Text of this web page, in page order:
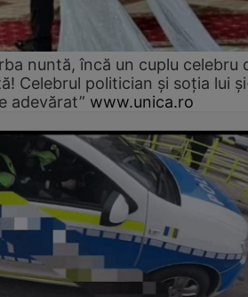
nuntă, încă un cuplu celebru
Celebrul politician și soția lui
adevărat” www.unica.ro